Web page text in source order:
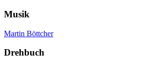
Musik
Martin Böttcher
Drehbuch